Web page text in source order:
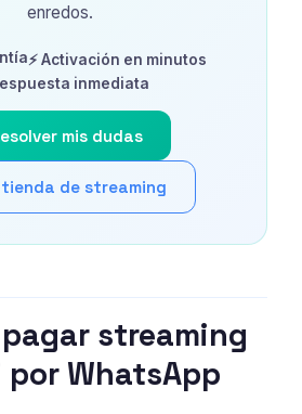
enredos.
⚡ Activación en minutos
inmediata
mis dudas
tienda de streaming
streaming
WhatsApp